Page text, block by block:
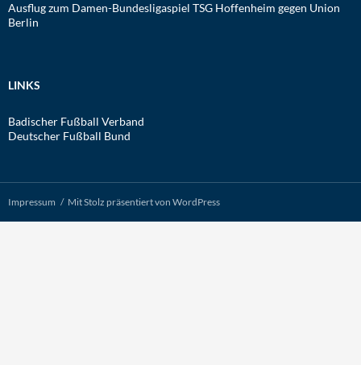
Ausflug zum Damen-Bundesligaspiel TSG Hoffenheim gegen Union
Berlin
LINKS
Badischer Fußball Verband
Deutscher Fußball Bund
Impressum Mit Stolz präsentiert von WordPress